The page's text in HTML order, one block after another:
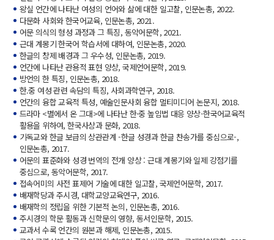
왕실 언간에 나타난 여성의 언어와 삶에 대한 일고찰, 인문논총, 2022.
다문화 사회와 한국어교육, 인문논총, 2021.
어문 의식의 형성 과정과 그 특징, 동악어문학, 2021.
근대 계몽기 한국어 학습서에 대하여, 인문논총, 2020.
한글의 창제 배경과 그 우수성, 인문논총, 2019.
언간에 나타난 관용적 표현 양상, 국제언어문학, 2019.
방언의 한 특징, 인문논총, 2018.
한.중 여성 관련 속담의 특징, 사회과학연구, 2018.
언간의 융합 교육적 특성, 예술인문사회 융합 멀티미디어 논문지, 2018.
드라마 <별에서 온 그대>에 나타난 한·중 높임법 대응 양상-한국어교육적
활용을 위하여, 한국사상과 문화, 2018.
기독교와 한글 보급의 상관관계 -한글 성경과 한글 찬송가를 중심으로-,
인문논총, 2017.
어문의 표준화와 성경 번역의 전개 양상 : 근대 계몽기와 일제 강점기를
중심으로, 동악어문학, 2017.
접속어미의 사전 표제어 기술에 대한 일고찰, 국제언어문학, 2017.
배재학당과 주시경, 대학교양교육연구, 2016.
배재학의 정립을 위한 기본적 논의, 인문논총, 2016.
주시경의 학문 활동과 신학문의 영향, 동서인문학, 2015.
교과서 수록 언간의 원본과 해제, 인문논총, 2015.